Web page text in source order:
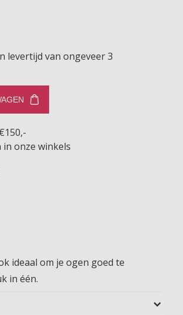
levertijd van ongeveer 3
onze winkels
ideaal om je ogen goed te
in één.